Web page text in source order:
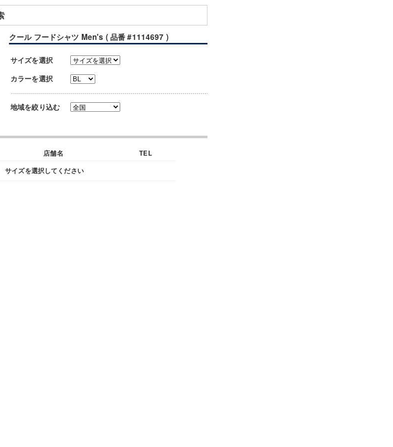
クール フードシャツ Men's ( 品番 #1114697 )
サイズを選択
カラーを選択
地域を絞り込む
店舗名
TEL
サイズを選択してください